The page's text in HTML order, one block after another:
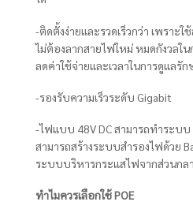
-ติดตั้งง่ายและรวดเร็วกว่า เพราะใ
ไม่ต้องลากสายไฟใหม่ หมดกังวลใ
ลดค่าใช้จ่ายและเวลาในการดูแลรั
-รองรับความเร็วระดับ Gigabit
-ไฟแบบ 48V DC สามารถทำระบบ
สามารถสร้างระบบสำรองไฟด้วย
ระบบบริหารกระแสไฟจากส่วนกล
ทำไมควรเลือกใช้POE